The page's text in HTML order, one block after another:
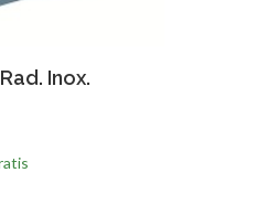
Vista Rapida
Inox.